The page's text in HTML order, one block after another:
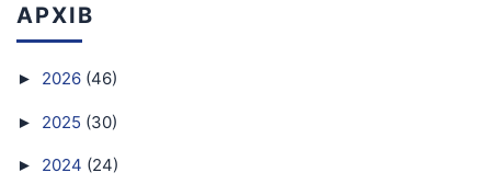
АРХІВ
► 2026 (46)
► 2025 (30)
► 2024 (24)